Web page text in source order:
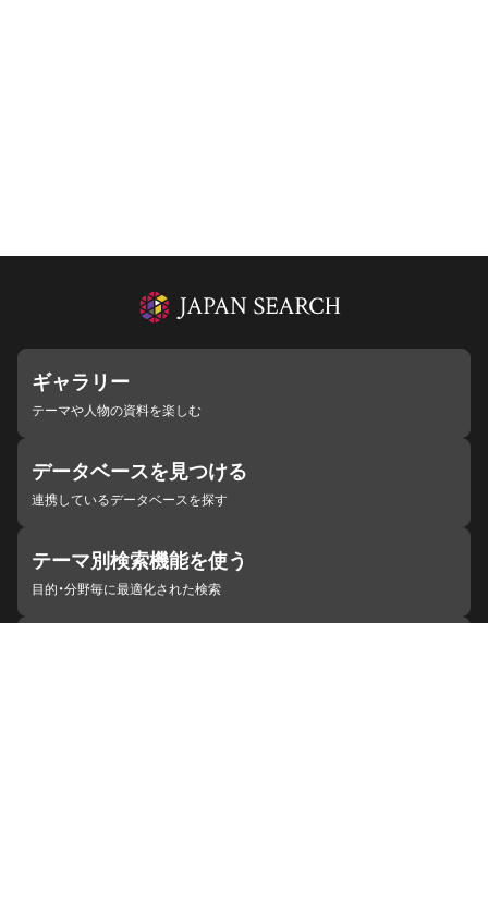
ギャラリー
テーマや人物の資料を楽しむ
データベースを見つける
連携しているデータベースを探す
テーマ別検索機能を使う
目的・分野毎に最適化された検索